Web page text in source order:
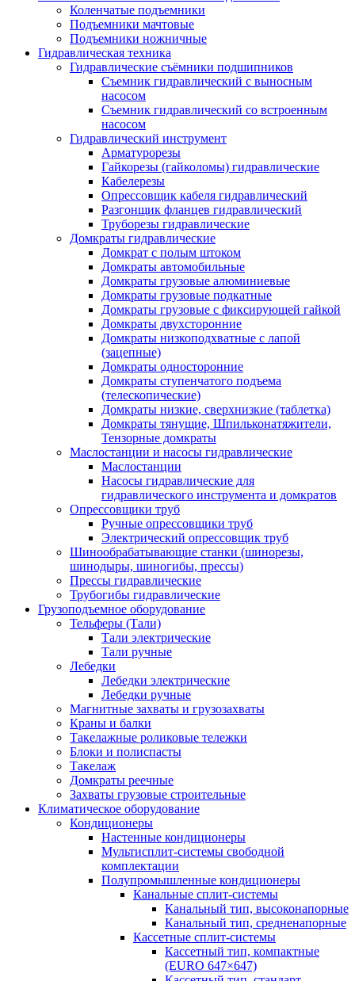
Коленчатые подъемники
Подъемники мачтовые
Подъемники ножничные
Гидравлическая техника
Гидравлические съёмники подшипников
Съемник гидравлический с выносным
насосом
Съемник гидравлический со встроенным
насосом
Гидравлический инструмент
Арматурорезы
Гайкорезы (гайколомы) гидравлические
Кабелерезы
Опрессовщик кабеля гидравлический
Разгонщик фланцев гидравлический
Труборезы гидравлические
Домкраты гидравлические
Домкрат с полым штоком
Домкраты автомобильные
Домкраты грузовые алюминиевые
Домкраты грузовые подкатные
Домкраты грузовые с фиксирующей гайкой
Домкраты двухсторонние
Домкраты низкоподхватные с лапой
(зацепные)
Домкраты односторонние
Домкраты ступенчатого подъема
(телескопические)
Домкраты низкие, сверхнизкие (таблетка)
Домкраты тянущие, Шпильконатяжители,
Тензорные домкраты
Маслостанции и насосы гидравлические
Маслостанции
Насосы гидравлические для
гидравлического инструмента и домкратов
Опрессовщики труб
Ручные опрессовщики труб
Электрический опрессовщик труб
Шинообрабатывающие станки (шинорезы,
шинодыры, шиногибы, прессы)
Прессы гидравлические
Трубогибы гидравлические
Грузоподъемное оборудование
Тельферы (Тали)
Тали электрические
Тали ручные
Лебедки
Лебедки электрические
Лебедки ручные
Магнитные захваты и грузозахваты
Краны и балки
Такелажные роликовые тележки
Блоки и полиспасты
Такелаж
Домкраты реечные
Захваты грузовые строительные
Климатическое оборудование
Кондиционеры
Настенные кондиционеры
Мультисплит-системы свободной
комплектации
Полупромышленные кондиционеры
Канальные сплит-системы
Канальный тип, высоконапорные
Канальный тип, средненапорные
Кассетные сплит-системы
Кассетный тип, компактные
(EURO 647×647)